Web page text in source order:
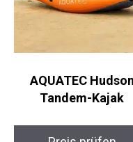
AQUATEC Hudson
Tandem-Kajak